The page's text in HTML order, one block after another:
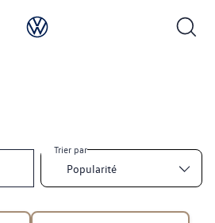
Trier par
Popularité